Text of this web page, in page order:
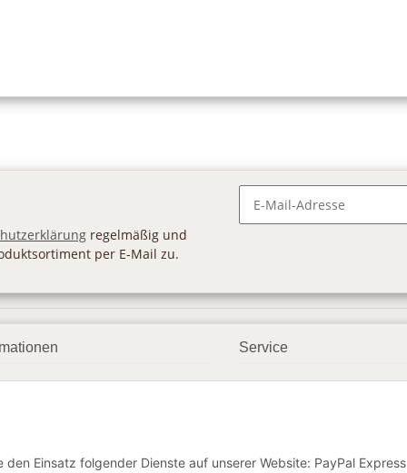
regelmäßig und
per E-Mail zu.
Service
Einsatz folgender Dienste auf unserer Website: PayPal Express